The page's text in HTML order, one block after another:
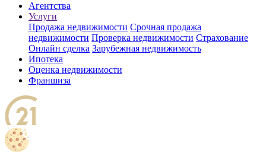
Агентства
Услуги
Продажа недвижимости Срочная продажа
недвижимости Проверка недвижимости Страхование
Онлайн сделка Зарубежная недвижимость
Ипотека
Оценка недвижимости
Франшиза